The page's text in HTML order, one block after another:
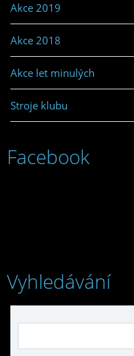
Akce 2019
Akce 2018
Akce let minulých
Stroje klubu
Facebook
Vyhledávání